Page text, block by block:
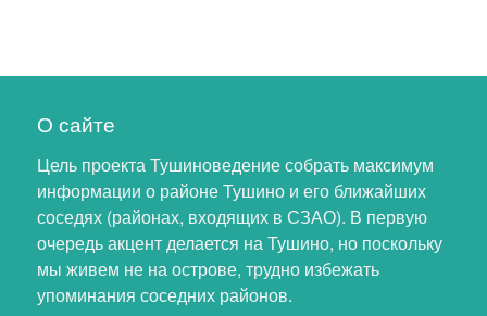
О сайте
Цель проекта Тушиноведение собрать максимум
информации о районе Тушино и его ближайших
соседях (районах, входящих в СЗАО). В первую
очередь акцент делается на Тушино, но поскольку
мы живем не на острове, трудно избежать
упоминания соседних районов.